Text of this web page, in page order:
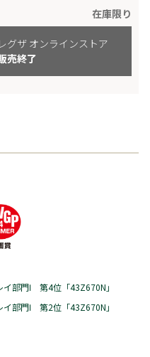
在庫限り
レグザ オンラインストア
売終了
部門Ⅰ 第4位「43Z670N」
部門Ⅰ 第2位「43Z670N」